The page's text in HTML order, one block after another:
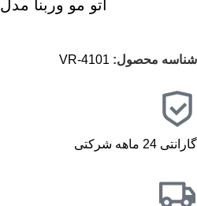
اتو مو وربنا مدل VR-4101
شناسه محصول: VR-4101
گارانتی 24 ماهه شرکتی